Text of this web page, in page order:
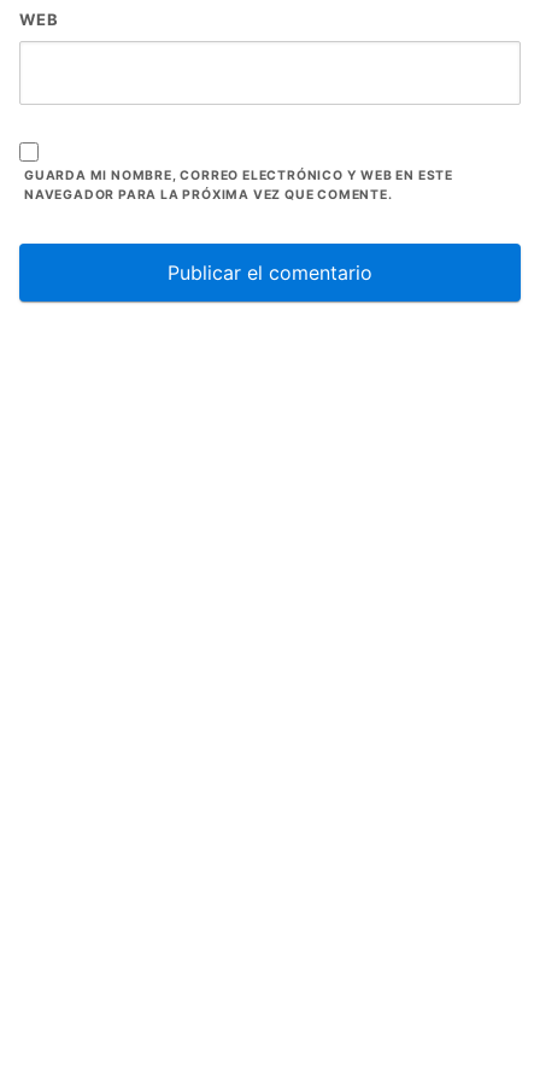
WEB
GUARDA MI NOMBRE, CORREO ELECTRÓNICO Y WEB EN ESTE
NAVEGADOR PARA LA PRÓXIMA VEZ QUE COMENTE.